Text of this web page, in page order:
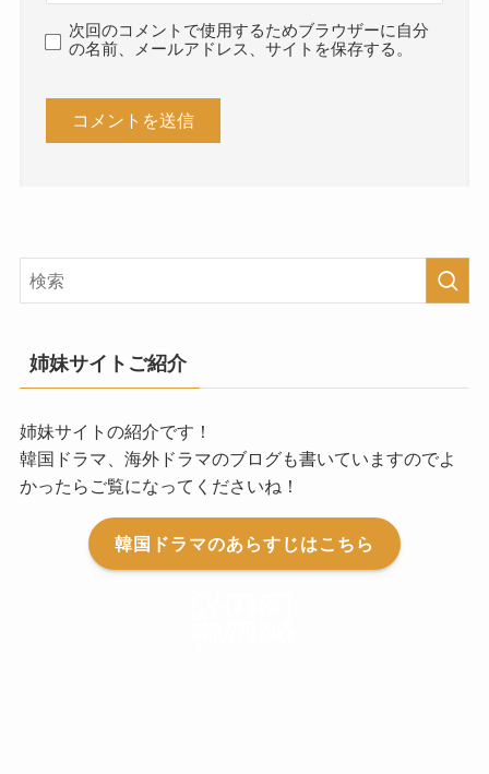
次回のコメントで使用するためブラウザーに自分
の名前、メールアドレス、サイトを保存する。
姉妹サイトご紹介
姉妹サイトの紹介です！
韓国ドラマ、海外ドラマのブログも書いていますのでよ
かったらご覧になってくださいね！
韓国ドラマのあらすじはこちら